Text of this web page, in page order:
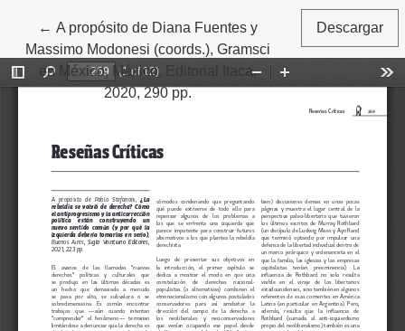
← Volver a los detalles del artículo
A propósito de Diana Fuentes y
Massimo Modonesi (coords.), Gramsci
en México, México, Editorial Itaca,
2020, 290 pp.
Descargar